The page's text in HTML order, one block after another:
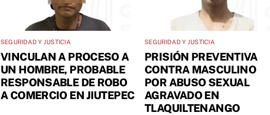
SEGURIDAD Y JUSTICIA
VINCULAN A PROCESO A
UN HOMBRE, PROBABLE
RESPONSABLE DE ROBO
A COMERCIO EN JIUTEPEC
SEGURIDAD Y JUSTICIA
PRISIÓN PREVENTIVA
CONTRA MASCULINO
POR ABUSO SEXUAL
AGRAVADO EN
TLAQUILTENANGO